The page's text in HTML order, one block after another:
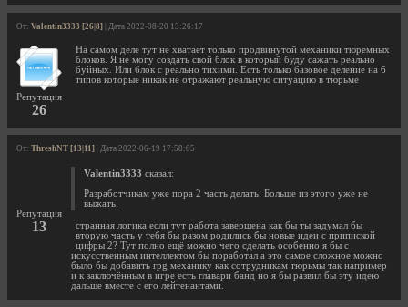
От: Valentin3333 [26|8] | Дата 2022-08-20 13:26:17
Репутация
26
На самом деле тут не хватает только продвинутой механики тюремных
блоков. Я не могу создать свой блок в который буду сажать реально
буйных. Или блок с реально тихими. Есть только базовое деление на 6
типов которые никак не отражают реальную ситуацию в тюрьме
От: ThreshNT [13|11] | Дата 2022-06-19 17:58:05
Репутация
13
Valentin3333 сказал:
Разработчикам уже пора 2 часть делать. Больше из этого уже не
выжать.
странная логика если тут работа завершена как бы ты задумал бы
вторую часть у тебя бы разом родились бы новые идеи с припиской
цифры 2? Тут полно ещё можно чего сделать особенно я бы с
искусственным интеллектом бы поработал а это самое сложное можно
было бы добавить rpg механику как сотрудникам тюрьмы так например
и к заключённым в игре есть главари банд но я бы развил бы эту идею
дальше вместе с его лейтенантами.